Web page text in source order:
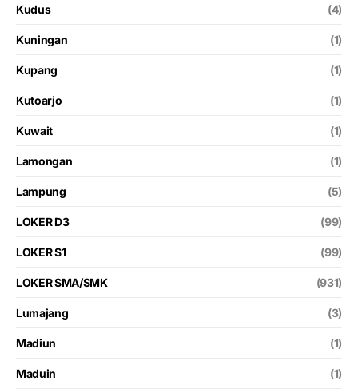
Kudus (4)
Kuningan (1)
Kupang (1)
Kutoarjo (1)
Kuwait (1)
Lamongan (1)
Lampung (5)
LOKER D3 (99)
LOKER S1 (99)
LOKER SMA/SMK (931)
Lumajang (3)
Madiun (1)
Maduin (1)